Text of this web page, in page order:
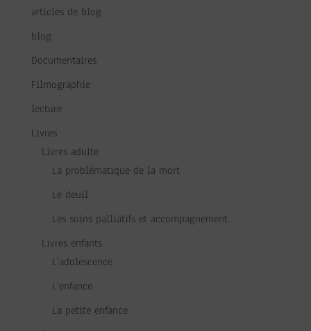
articles de blog
blog
Documentaires
Filmographie
lecture
Livres
Livres adulte
La problématique de la mort
Le deuil
Les soins palliatifs et accompagnement
Livres enfants
L'adolescence
L'enfance
La petite enfance